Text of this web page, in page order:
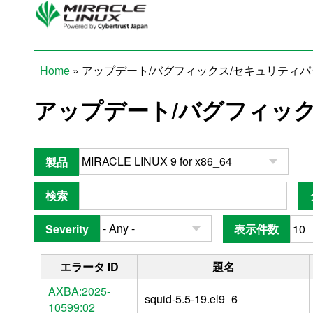
Skip to main content
Home » アップデート/バグフィックス/セキュリティ
アップデート/バグフィッ
製品
検索
Severity 表示件数
エラータ ID
題名
AXBA:2025-
10599:02
squid-5.5-19.el9_6